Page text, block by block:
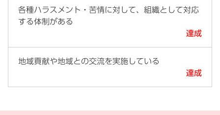
各種ハラスメント・苦情に対して、組織として対応
する体制がある
達成
地域貢献や地域との交流を実施している
達成